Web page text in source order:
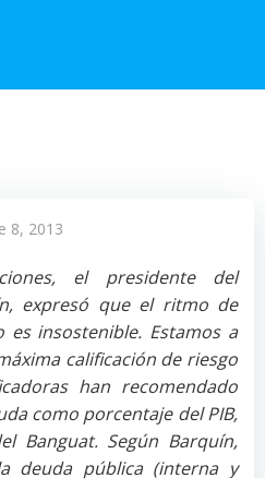
8, 2013
el presidente del
expresó que el ritmo de
es insostenible. Estamos a
calificación de riesgo
han recomendado
como porcentaje del PIB,
Banguat. Según Barquín,
deuda pública (interna y